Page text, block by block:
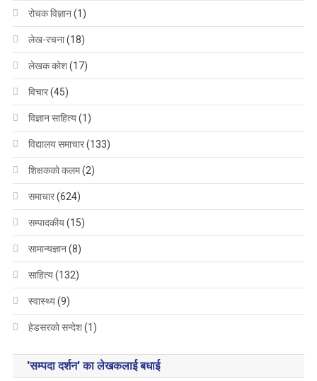
रोचक विज्ञान(1)
लेख-रचना(18)
लेखक कोश(17)
विचार(45)
विज्ञान साहित्य(1)
विद्यालय समाचार(133)
शिक्षककाे कलम(2)
समाचार(624)
सम्पादकीय(15)
सामान्यज्ञान(8)
साहित्य(132)
स्वास्थ्य(9)
हेडसरकाे सन्देश(1)
'सम्पदा दर्शन' का लेखकलाई बधाई